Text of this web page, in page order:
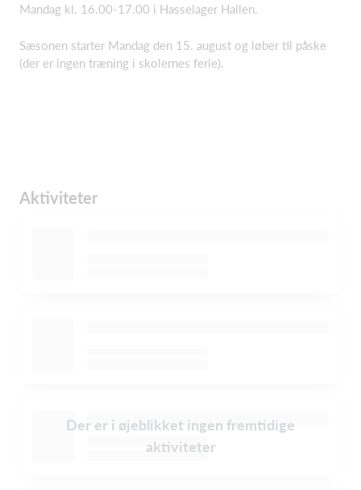
Mandag kl. 16.00-17.00 i Hasselager Hallen.
Sæsonen starter Mandag den 15. august og løber til påske
(der er ingen træning i skolernes ferie).
Aktiviteter
Der er i øjeblikket ingen fremtidige
aktiviteter